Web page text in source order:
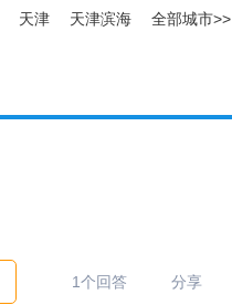
天津 天津滨海 全部城市>>
1个回答 分享